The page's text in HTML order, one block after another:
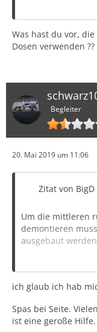
Was hast du vor,
Dosen verwenden ??
Begleiter
20. Mai 2019 um 11:06
Zitat von BigD
Um die mittleren
demontieren
ausgebaut
Die
Klauen/Haken
1)Das Minuskabel
ich glaub ich hab
Spas bei Seite.
ist eine geroße Hilfe.